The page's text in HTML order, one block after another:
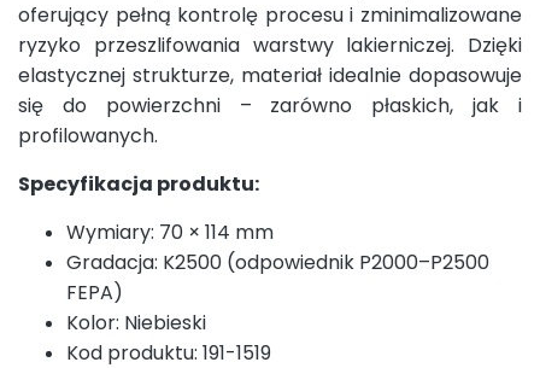
oferujący pełną kontrolę procesu i zminimalizowane
ryzyko przeszlifowania warstwy lakierniczej. Dzięki
elastycznej strukturze, materiał idealnie dopasowuje
się do powierzchni – zarówno płaskich, jak i
profilowanych.
Specyfikacja produktu:
Wymiary: 70 × 114 mm
Gradacja: K2500 (odpowiednik P2000–P2500
FEPA)
Kolor: Niebieski
Kod produktu: 191-1519